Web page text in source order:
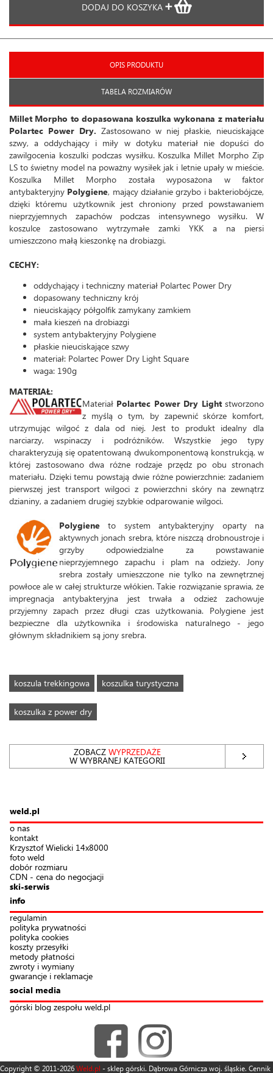
DODAJ DO KOSZYKA
OPIS PRODUKTU
TABELA ROZMIARÓW
Millet Morpho to dopasowana koszulka wykonana z materiału
Polartec Power Dry. Zastosowano w niej płaskie, nieuciskające
szwy, a oddychający i miły w dotyku materiał nie dopuści do
zawilgocenia koszulki podczas wysiłku. Koszulka Millet Morpho Zip
LS to świetny model na poważny wysiłek jak i letnie upały w mieście.
Koszulka Millet Morpho została wyposażona w faktor
antybakteryjny Polygiene, mający działanie grzybo i bakteriobójcze,
dzięki któremu użytkownik jest chroniony przed powstawaniem
nieprzyjemnych zapachów podczas intensywnego wysiłku. W
koszulce zastosowano wytrzymałe zamki YKK a na piersi
umieszczono małą kieszonkę na drobiazgi.
CECHY:
oddychający i techniczny materiał Polartec Power Dry
dopasowany techniczny krój
nieuciskający półgolfik zamykany zamkiem
mała kieszeń na drobiazgi
system antybakteryjny Polygiene
płaskie nieuciskające szwy
materiał: Polartec Power Dry Light Square
waga: 190g
MATERIAŁ:
Materiał Polartec Power Dry Lightstworzono
z myślą o tym, by zapewnić skórze komfort,
utrzymując wilgoć z dala od niej. Jest to produkt idealny dla
narciarzy, wspinaczy i podróżników. Wszystkie jego typy
charakteryzują się opatentowaną dwukomponentową konstrukcją, w
której zastosowano dwa różne rodzaje przędz po obu stronach
materiału. Dzięki temu powstają dwie różne powierzchnie: zadaniem
pierwszej jest transport wilgoci z powierzchni skóry na zewnątrz
dzianiny, a zadaniem drugiej szybkie odparowanie wilgoci.
Polygiene to system antybakteryjny oparty na
aktywnych jonach srebra, które niszczą drobnoustroje i
grzyby odpowiedzialne za powstawanie
nieprzyjemnego zapachu i plam na odzieży. Jony
srebra zostały umieszczone nie tylko na zewnętrznej
powłoce ale w całej strukturze włókien. Takie rozwiązanie sprawia, że
impregnacja antybakteryjna jest trwała a odzież zachowuje
przyjemny zapach przez długi czas użytkowania. Polygiene jest
bezpieczne dla użytkownika i środowiska naturalnego - jego
głównym składnikiem są jony srebra.
koszula trekkingowa koszulka turystyczna
koszulka z power dry
ZOBACZWYPRZEDAŻE
W WYBRANEJ KATEGORII
weld.pl
o nas
kontakt
Krzysztof Wielicki 14x8000
foto weld
dobór rozmiaru
CDN - cena do negocjacji
ski-serwis
info
regulamin
polityka prywatności
polityka cookies
koszty przesyłki
metody płatności
zwroty i wymiany
gwarancje i reklamacje
social media
górski blog zespołu weld.pl
Copyright © 2011-2026 Weld.pl - sklep górski. Dąbrowa Górnicza woj. śląskie. Cennik